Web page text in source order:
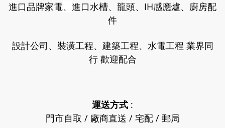
進口品牌家電、 進口水槽、龍頭、IH感應爐、廚房配
件
設計公司、裝潢工程、建築工程、水電工程 業界同
行 歡迎配合
運送方式 :
門市自取 / 廠商直送 / 宅配 / 郵局